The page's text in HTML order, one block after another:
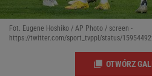
Fot. Eugene Hoshiko / AP Photo / screen -
https://twitter.com/sport_tvppl/status/
OTWÓRZ